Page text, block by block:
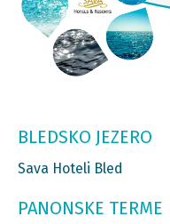
BLEDSKO JEZERO
Sava Hoteli Bled
PANONSKE TERME